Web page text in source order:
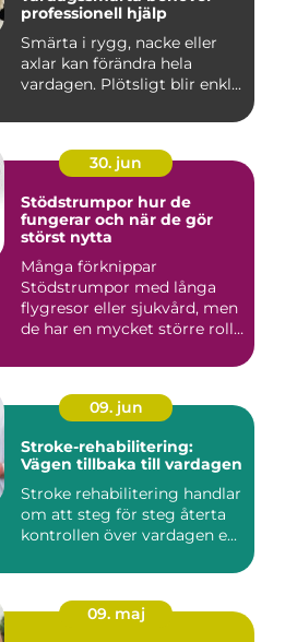
professionell hjälp
Smärta i rygg, nacke eller
axlar kan förändra hela
vardagen. Plötsligt blir enkl...
30. jun
Stödstrumpor hur de
fungerar och när de gör
störst nytta
Många förknippar
Stödstrumpor med långa
flygresor eller sjukvård, men
de har en mycket större roll
09. jun
Stroke-rehabilitering:
Vägen tillbaka till vardagen
Stroke rehabilitering handlar
om att steg för steg återta
kontrollen över vardagen e...
09. maj